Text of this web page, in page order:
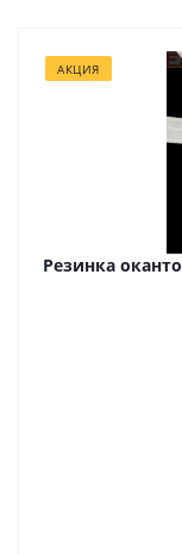
АКЦИЯ
Резинка